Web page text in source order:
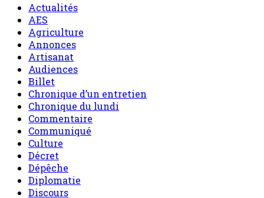
Actualités
AES
Agriculture
Annonces
Artisanat
Audiences
Billet
Chronique d’un entretien
Chronique du lundi
Commentaire
Communiqué
Culture
Décret
Dépêche
Diplomatie
Discours